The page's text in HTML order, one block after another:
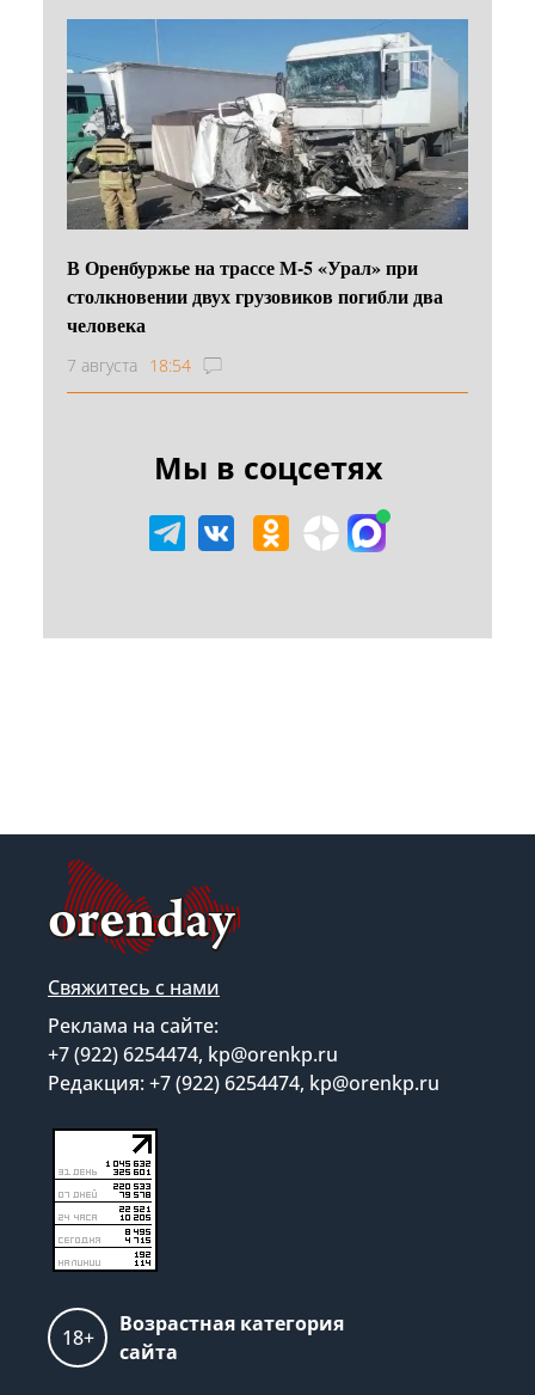
В Оренбуржье на трассе М-5 «Урал» при
столкновении двух грузовиков погибли два
человека
7 августа 18:54
Мы в соцсетях
Свяжитесь с нами
Реклама на сайте:
+7 (922) 6254474, kp@orenkp.ru
Редакция: +7 (922) 6254474, kp@orenkp.ru
18+
Возрастная категория
сайта